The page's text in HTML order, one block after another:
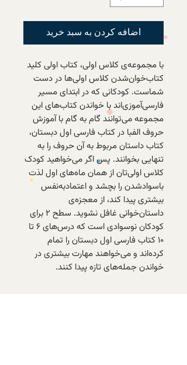
اضافه کردن به سبد خرید
با مجموعه‌ی کلاس اولی، کتاب اولی کلید
کتاب‌خوان‌شدن کلاس اولی‌ها در دست
شماست. کودکانی که در ابتدای مسیر
فارسی‌آموزی‌اند با خواندن کتاب‌های این
مجموعه می‌توانند گام به گام با آموزش
حروف الفبا در کتاب فارسی اول دبستان،
کتاب داستان مربوط به آن حروف را به
تنهایی بخوانند. پس اگر می‌خواهید کودک
کلاس اولی‌تان از همان ماه‌های اول لذت
باسوادشدن را بچشد و اعتمادبه‌نفس
بیشتری پیدا کند، از معجزه‌ی
داستان‌خوانی غافل نشوید. سطح ۲ برای
کودکان نوسوادی است که درس‌های ۶ تا
۱۰ کتاب فارسی اول دبستان را تمام
کرده‌اند و می‌خواهند مهارت بیشتری در
خواندن جمله‌های تازه پیدا کنند.